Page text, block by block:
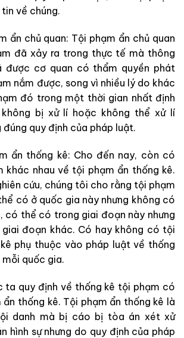
về chúng.
ẩn chủ quan: Tội phạm ẩn chủ quan
đã xảy ra trong thực tế mà thông
được cơ quan có thẩm quyền phát
nắm được, song vì nhiều lý do khác
đó trong một thời gian nhất định
bị xử lí hoặc không thể xử lí
đúng quy định của pháp luật.
ẩn thống kê: Cho đến nay, còn có
khác nhau về tội phạm ẩn thống kê.
cứu, chúng tôi cho rằng tội phạm
có ở quốc gia này nhưng không có
có thể có trong giai đoạn này nhưng
đoạn khác. Có hay không có tội
phụ thuộc vào pháp luật về thống
quốc gia.
ta quy định về thống kê tội phạm có
thống kê. Tội phạm ẩn thống kê là
danh mà bị cáo bị tòa án xét xử
hình sự nhưng do quy định của pháp